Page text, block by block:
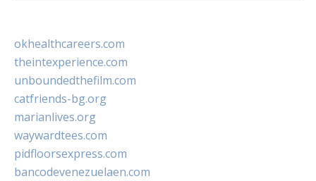
okhealthcareers.com
theintexperience.com
unboundedthefilm.com
catfriends-bg.org
marianlives.org
waywardtees.com
pidfloorsexpress.com
bancodevenezuelaen.com